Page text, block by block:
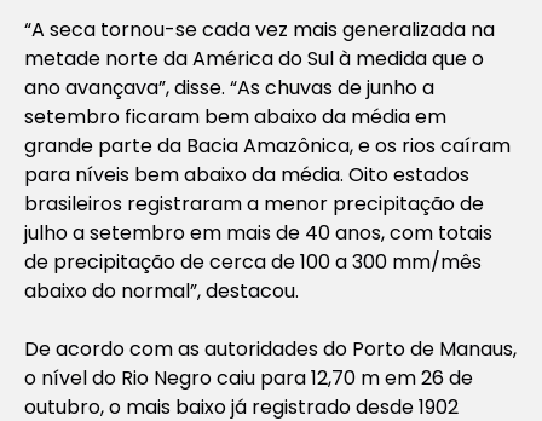
“A seca tornou-se cada vez mais generalizada na
metade norte da América do Sul à medida que o
ano avançava”, disse. “As chuvas de junho a
setembro ficaram bem abaixo da média em
grande parte da Bacia Amazônica, e os rios caíram
para níveis bem abaixo da média. Oito estados
brasileiros registraram a menor precipitação de
julho a setembro em mais de 40 anos, com totais
de precipitação de cerca de 100 a 300 mm/mês
abaixo do normal”, destacou.
De acordo com as autoridades do Porto de Manaus,
o nível do Rio Negro caiu para 12,70 m em 26 de
outubro, o mais baixo já registrado desde 1902